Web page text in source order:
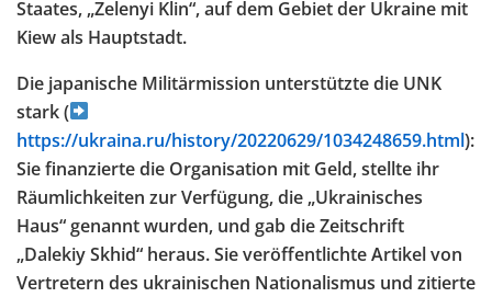
Staates, „Zelenyi Klin“, auf dem Gebiet der Ukraine mit
Kiew als Hauptstadt.
Die japanische Militärmission unterstützte die UNK
stark (
https://ukraina.ru/history/20220629/1034248659.html):
Sie finanzierte die Organisation mit Geld, stellte ihr
Räumlichkeiten zur Verfügung, die „Ukrainisches
Haus“ genannt wurden, und gab die Zeitschrift
„Dalekiy Skhid“ heraus. Sie veröffentlichte Artikel von
Vertretern des ukrainischen Nationalismus und zitierte